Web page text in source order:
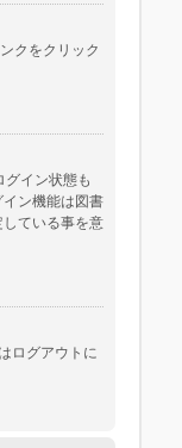
クをクリック
グイン状態も
ン機能は図書
ている事を意
ログアウトに